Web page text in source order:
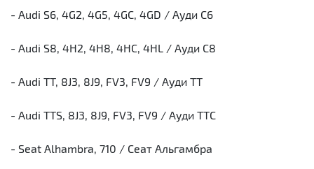
- Audi S6, 4G2, 4G5, 4GC, 4GD / Ауди С6
- Audi S8, 4H2, 4H8, 4HC, 4HL / Ауди С8
- Audi TT, 8J3, 8J9, FV3, FV9 / Ауди ТТ
- Audi TTS, 8J3, 8J9, FV3, FV9 / Ауди ТТС
- Seat Alhambra, 710 / Сеат Альгамбра